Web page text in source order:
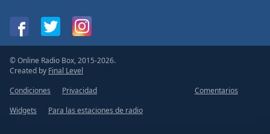
© Online Radio Box, 2015-2026.
Created by Final Level
Condiciones
Privacidad
Comentarios
Widgets
Para las estaciones de radio